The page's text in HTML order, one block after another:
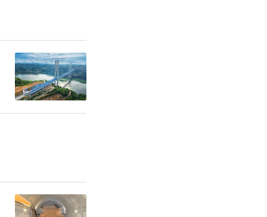
站台积
障游客
的冰雪
乐园，
凇小树